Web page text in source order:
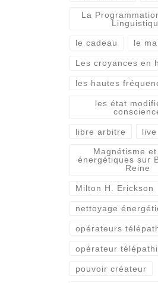
La
le cadeau le
Les croyances en
les hautes
les état
libre arbitre live
Magnétisme
énergétiques sur
Reine
Milton H. Erickson
nettoyage
opérateurs
opérateur
pouvoir créateur